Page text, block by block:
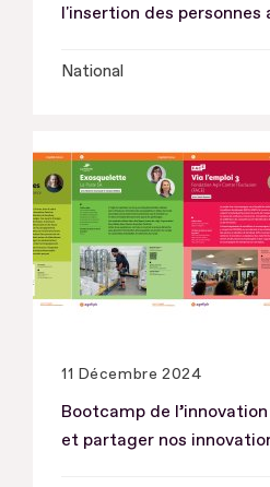
l'insertion des personnes
National
11 Décembre 2024
Bootcamp de
et partager nos